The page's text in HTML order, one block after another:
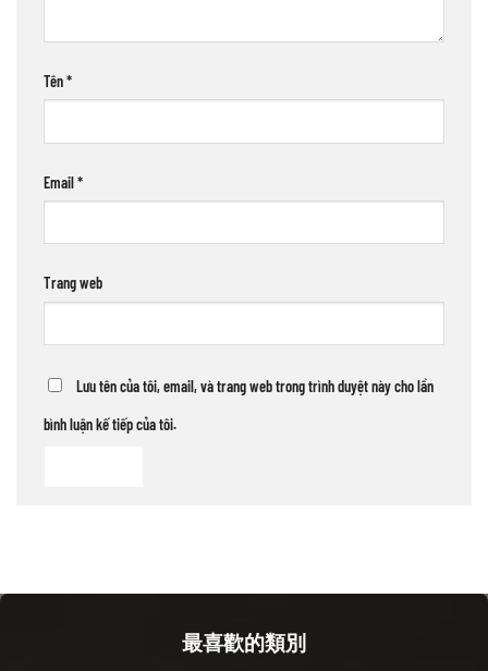
Tên*
Email*
Trang web
Lưu tên của tôi, email, và trang web trong trình duyệt này cho lần
bình luận kế tiếp của tôi.
最喜歡的類別